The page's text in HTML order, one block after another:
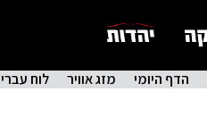
הדף היומי מזג אוויר
לוח עברי